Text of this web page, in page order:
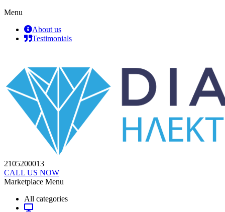
Menu
About us
Testimonials
2105200013
CALL US NOW
Marketplace Menu
All categories